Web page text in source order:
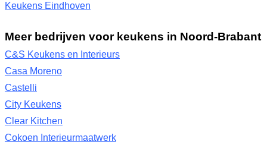
Keukens Eindhoven
Meer bedrijven voor keukens in Noord-Brabant
C&S Keukens en Interieurs
Casa Moreno
Castelli
City Keukens
Clear Kitchen
Cokoen Interieurmaatwerk